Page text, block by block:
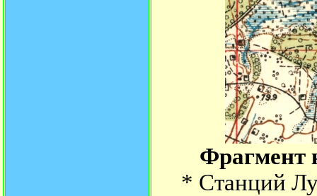
Фрагмент
* Станций